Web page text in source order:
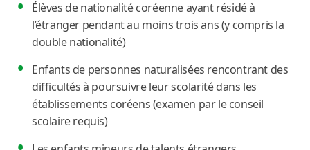
Élèves de nationalité coréenne ayant résidé à
l’étranger pendant au moins trois ans (y compris la
double nationalité)
Enfants de personnes naturalisées rencontrant des
difficultés à poursuivre leur scolarité dans les
établissements coréens (examen par le conseil
scolaire requis)